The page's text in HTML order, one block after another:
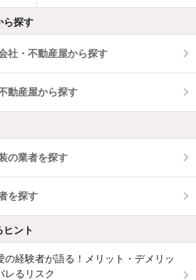
ら探す
社・不動産屋から探す
動産屋から探す
の業者を探す
を探す
ヒント
の経験者が語る！メリット・デメリッ
レるリスク